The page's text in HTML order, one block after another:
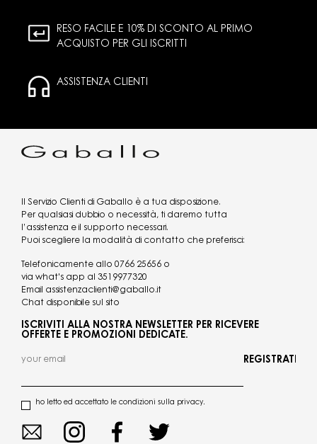
RESO FACILE E 10% DI SCONTO AL PRIMO
ACQUISTO PER GLI ISCRITTI
ASSISTENZA CLIENTI
Il Servizio Clienti di Gaballo è a tua disposizione.
Per qualsiasi dubbio o necessità, ti daremo tutta
l’assistenza e il supporto necessari.
Puoi scegliere la modalità di contatto che preferisci:
Telefonicamente allo 0766 25656 o
via what's app al 3519977320
Email assistenzaclienti@gaballo.it
Chat disponibile sul sito
ISCRIVITI ALLA NOSTRA NEWSLETTER PER RICEVERE
OFFERTE E PROMOZIONI DEDICATE.
ho letto ed accettato le condizioni sulla privacy.
REGISTRATI